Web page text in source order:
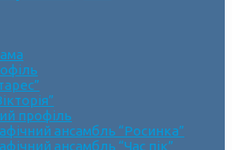
профіль
ансамбль “Росинка”
ансамбль “Час пік”